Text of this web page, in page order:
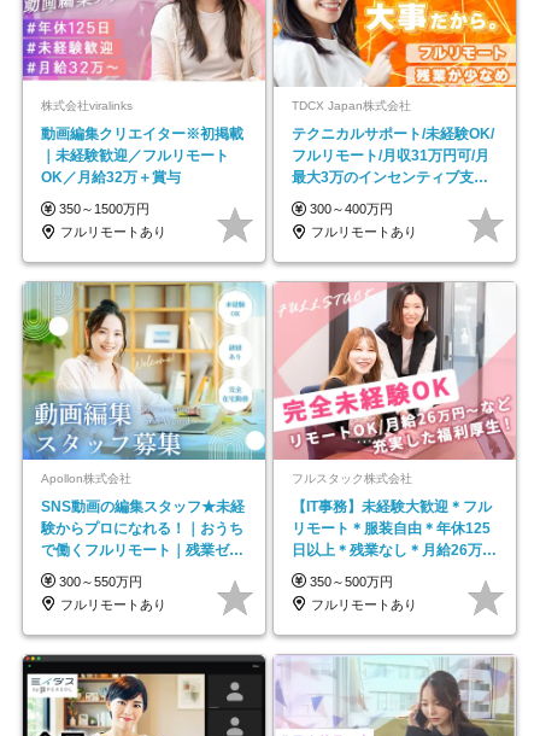
株式会社viralinks
動画編集クリエイター※初掲載
｜未経験歓迎／フルリモート
OK／月給32万＋賞与
350～1500万円
フルリモートあり
TDCX Japan株式会社
テクニカルサポート/未経験OK/
フルリモート/月収31万円可/月
最大3万のインセンティブ支給/
平均年齢33歳
300～400万円
フルリモートあり
Apollon株式会社
SNS動画の編集スタッフ★未経
験からプロになれる！｜おうち
で働くフルリモート｜残業ゼロ
で18時退勤◎
300～550万円
フルリモートあり
フルスタック株式会社
【IT事務】未経験大歓迎＊フル
リモート＊服装自由＊年休125
日以上＊残業なし＊月給26万円
以上
350～500万円
フルリモートあり